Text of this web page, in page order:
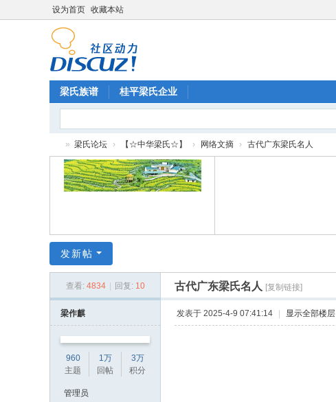
设为首页 收藏本站
梁氏族谱 桂平梁氏企业
» 梁氏论坛 › 【☆中华梁氏☆】 › 网络文摘 › 古代广东梁氏名人
发新帖
查看: 4834 回复: 10 古代广东梁氏名人 [复制链接]
梁作麒
960
主题
1万
回帖
3万
积分
管理员
发表于 2025-4-9 07:41:14 显示全部楼层